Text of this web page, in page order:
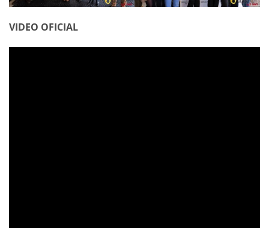
VIDEO OFICIAL